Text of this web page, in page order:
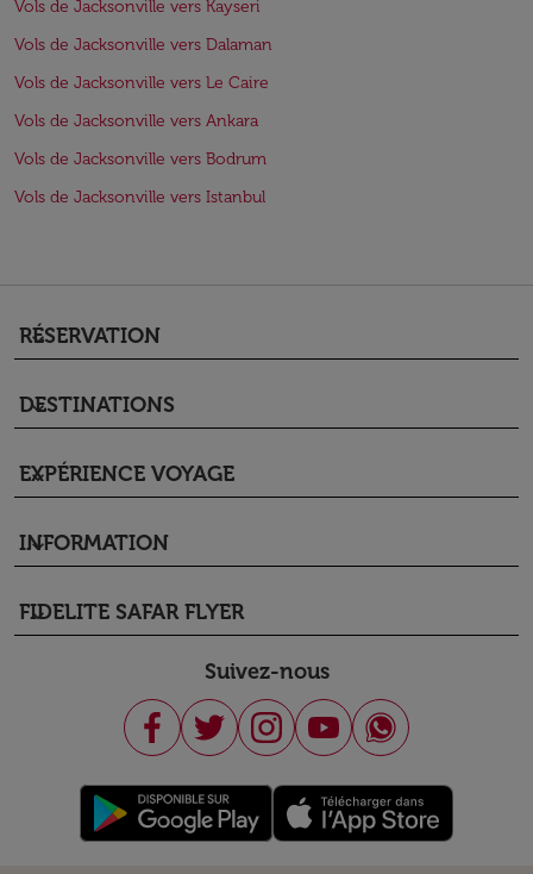
Vols de Jacksonville vers Kayseri
Vols de Jacksonville vers Dalaman
Vols de Jacksonville vers Le Caire
Vols de Jacksonville vers Ankara
Vols de Jacksonville vers Bodrum
Vols de Jacksonville vers Istanbul
RÉSERVATION
keyboard_arrow_down
DESTINATIONS
keyboard_arrow_down
EXPÉRIENCE VOYAGE
keyboard_arrow_down
INFORMATION
keyboard_arrow_down
FIDELITE SAFAR FLYER
keyboard_arrow_down
Suivez-nous